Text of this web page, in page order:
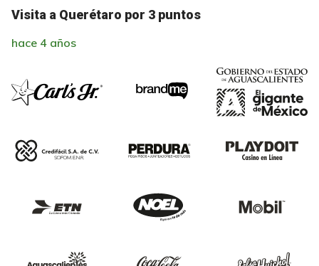
Visita a Querétaro por 3 puntos
hace 4 años